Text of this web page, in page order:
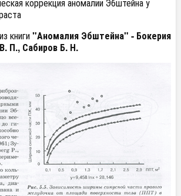
коррекция аномалии Эбштейна у
книги"Аномалия Эбштейна" - Бокерия
П., Сабиров Б. Н.